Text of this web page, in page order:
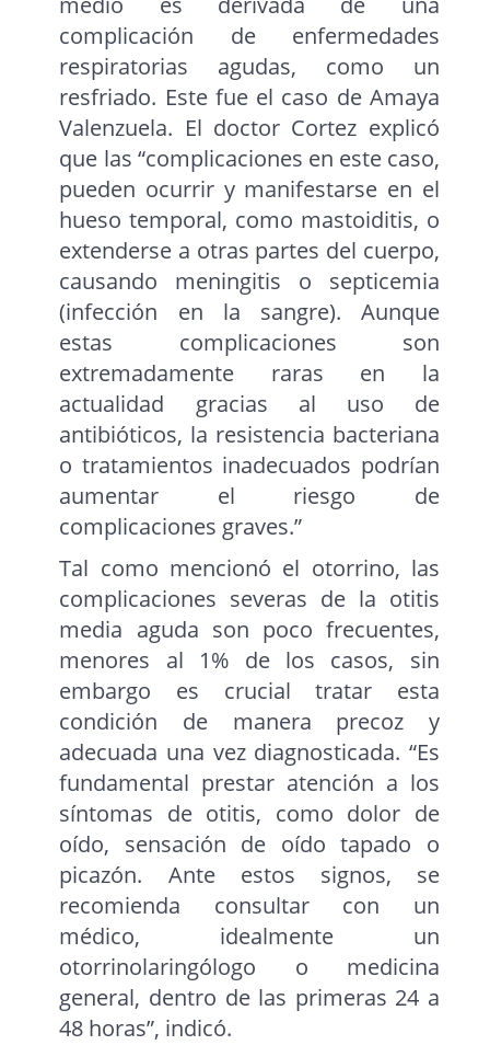
complicación de enfermedades
respiratorias agudas, como un
resfriado. Este fue el caso de Amaya
Valenzuela. El doctor Cortez explicó
que las “complicaciones en este caso,
pueden ocurrir y manifestarse en el
hueso temporal, como mastoiditis, o
extenderse a otras partes del cuerpo,
causando meningitis o septicemia
(infección en la sangre). Aunque
estas complicaciones son
extremadamente raras en la
actualidad gracias al uso de
antibióticos, la resistencia bacteriana
o tratamientos inadecuados podrían
aumentar el riesgo de
complicaciones graves.”
Tal como mencionó el otorrino, las
complicaciones severas de la otitis
media aguda son poco frecuentes,
menores al 1% de los casos, sin
embargo es crucial tratar esta
condición de manera precoz y
adecuada una vez diagnosticada. “Es
fundamental prestar atención a los
síntomas de otitis, como dolor de
oído, sensación de oído tapado o
picazón. Ante estos signos, se
recomienda consultar con un
médico, idealmente un
otorrinolaringólogo o medicina
general, dentro de las primeras 24 a
48 horas”, indicó.